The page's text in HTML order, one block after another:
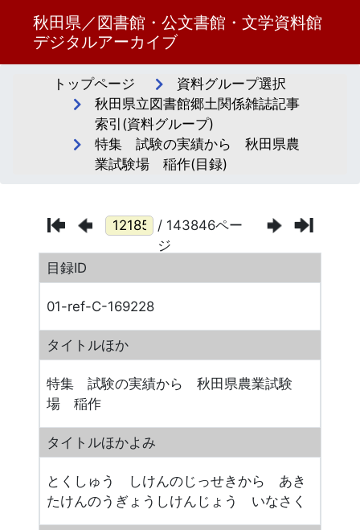
秋田県／図書館・公文書館・文学資料館
デジタルアーカイブ
トップページ
資料グループ選択
秋田県立図書館郷土関係雑誌記事
索引(資料グループ)
特集 試験の実績から 秋田県農
業試験場 稲作(目録)
/ 143846ペー
ジ
目録ID
01-ref-C-169228
タイトルほか
特集 試験の実績から 秋田県農業試験
場 稲作
タイトルほかよみ
とくしゅう しけんのじっせきから あき
たけんのうぎょうしけんじょう いなさく